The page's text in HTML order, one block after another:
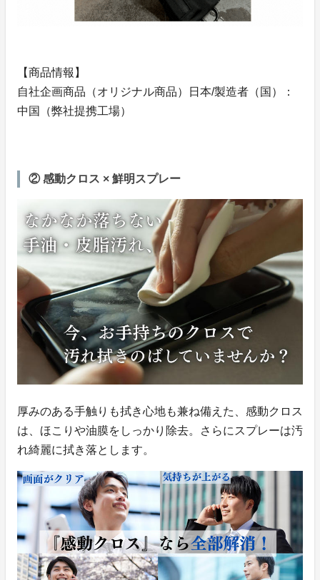
【商品情報】
自社企画商品（オリジナル商品）日本/製造者（国）：
中国（弊社提携工場）
② 感動クロス × 鮮明スプレー
厚みのある手触りも拭き心地も兼ね備えた、感動クロス
は、ほこりや油膜をしっかり除去。さらにスプレーは汚
れ綺麗に拭き落とします。